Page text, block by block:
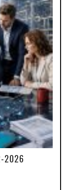
2026